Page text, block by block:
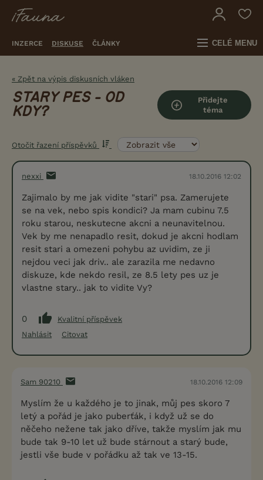
INZERCE DISKUSE ČLÁNKY CELÉ MENU
« Zpět na výpis diskusních vláken
STARY PES - OD
KDY?
Přidejte
téma
Otočit řazení příspěvků
nexxi 18.10.2016 12:02
Zajimalo by me jak vidite "stari" psa. Zamerujete
se na vek, nebo spis kondici? Ja mam cubinu 7.5
roku starou, neskutecne akcni a neunavitelnou.
Vek by me nenapadlo resit, dokud je akcni hodlam
resit stari a omezeni pohybu az uvidim, ze ji
nejdou veci jak driv.. ale zarazila me nedavno
diskuze, kde nekdo resil, ze 8.5 lety pes uz je
vlastne stary.. jak to vidite Vy?
0
Kvalitní příspěvek
Nahlásit
Citovat
Sam 90210 18.10.2016 12:09
Myslím že u každého je to jinak, můj pes skoro 7
letý a pořád je jako puberťák, i když už se do
něčeho nežene tak jako dříve, takže myslím jak mu
bude tak 9-10 let už bude stárnout a starý bude,
jestli vše bude v pořádku až tak ve 13-15.